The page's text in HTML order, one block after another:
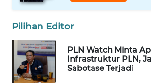
Pilihan Editor
PLN Watch Minta
Infrastruktur PLN,
Sabotase Terjadi
WN
TENGAH
WN DELI
SERDANG